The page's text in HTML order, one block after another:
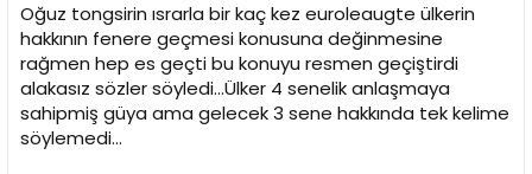
Oğuz tongsirin ısrarla bir kaç kez euroleaugte ülkerin
hakkının fenere geçmesi konusuna değinmesine
rağmen hep es geçti bu konuyu resmen geçiştirdi
alakasız sözler söyledi...Ülker 4 senelik anlaşmaya
sahipmiş güya ama gelecek 3 sene hakkında tek kelime
söylemedi...